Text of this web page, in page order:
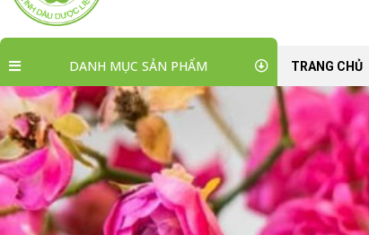
DANH MỤC SẢN PHẨM TRANG CHỦ